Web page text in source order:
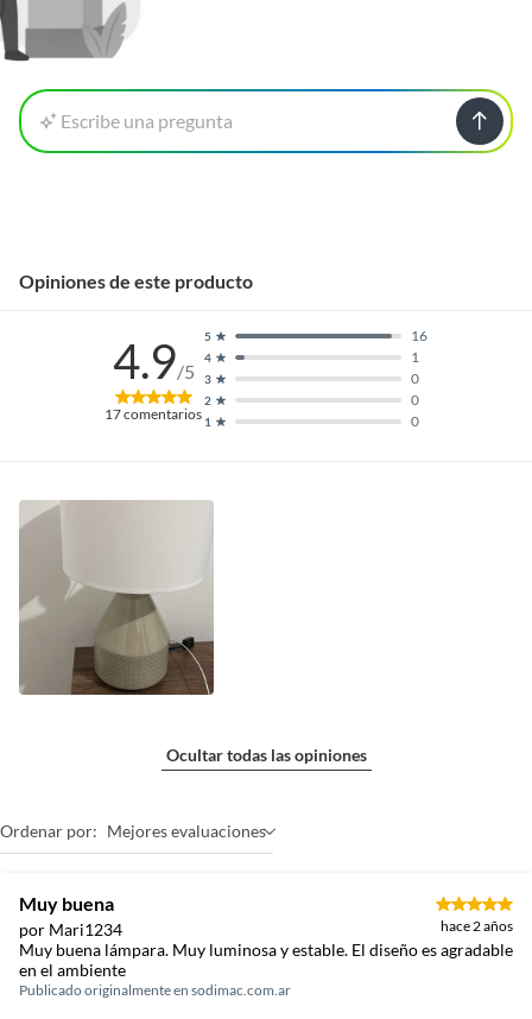
Escribe una pregunta
Opiniones de este producto
4.9/5
17comentarios 1 0
2 0
3 0
4 1
5 16
Ocultar todas las opiniones
Ordenar por: Mejores evaluaciones
Muy buena
por Mari1234 hace 2 años
Muy buena lámpara. Muy luminosa y estable. El diseño es agradable
en el ambiente
Publicado originalmente en sodimac.com.ar